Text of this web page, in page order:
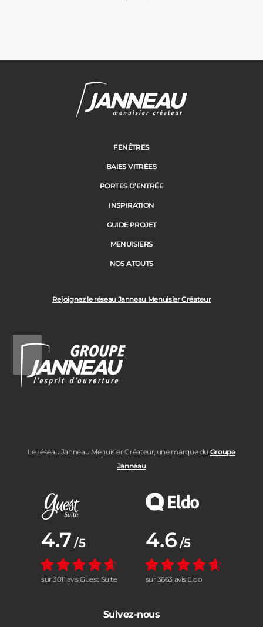
Cloture
Suivant
Adresse des travaux
Code Postal des travaux
Rejoignez le réseau Janneau Menuisier Créateur
Le réseau Janneau Menuisier Créateur, une marque du Groupe
Janneau
FENÊTRES
BAIES VITRÉES
PORTES D’ENTRÉE
INSPIRATION
GUIDE PROJET
MENUISIERS
NOS ATOUTS
Note moyenne :
4.7 /5
sur 3011 avis Guest Suite
Note moyenne :
4.6 /5
sur 3663 avis Eldo
Suivez-nous